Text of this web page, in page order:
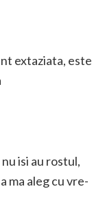
extaziata, este
isi au rostul,
ma aleg cu vre-